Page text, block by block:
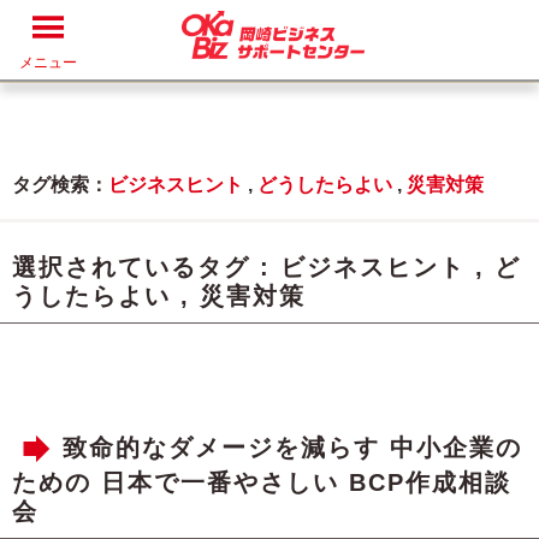
メニュー
タグ検索： ビジネスヒント , どうしたらよい , 災害対策
選択されているタグ : ビジネスヒント ,
ど
うしたらよい , 災害対策
致命的なダメージを減らす 中小企業の
ための 日本で一番やさしい BCP作成相談
会